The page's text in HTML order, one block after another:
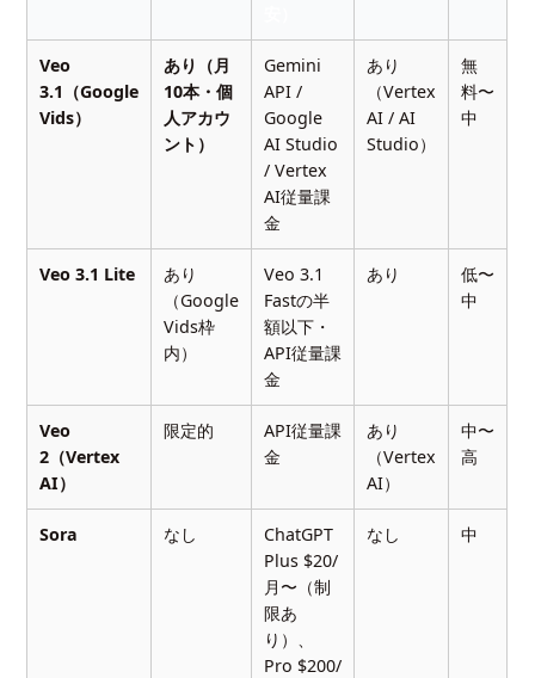
Veo
3.1（Google
Vids）
あり（月
10本・個
人アカウ
ント）
Gemini
API /
Google
AI Studio
/ Vertex
AI従量課
金
あり
（Vertex
AI / AI
Studio）
無
料〜
中
Veo 3.1 Lite
あり
（Google
Vids枠
内）
Veo 3.1
Fastの半
額以下・
API従量課
金
あり
低〜
中
Veo
2（Vertex
AI）
限定的
API従量課
金
あり
（Vertex
AI）
中〜
高
Sora なし
ChatGPT
Plus $20/
月〜（制
限あ
り）、
Pro $200/
なし 中